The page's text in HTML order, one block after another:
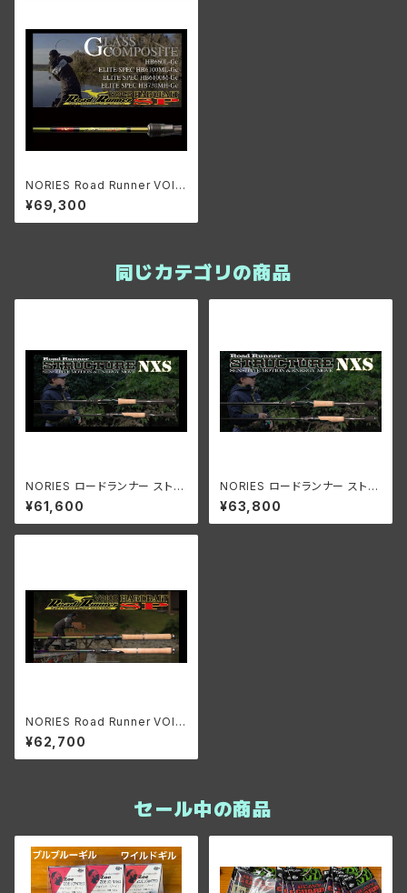
NORIES Road Runner VOIC
E HARD BAIT SP HB660L-G
c
¥69,300
同じカテゴリの商品
NORIES ロードランナー ストラ
クチャーNXS STN580ML "ツ
ルストロール"
¥61,600
NORIES ロードランナー ストラ
クチャーNXS STN511LLS "ニ
アザターゲット"
¥63,800
NORIES Road Runner VOIC
E HARD BAIT SP HB640LS-
SGt LONG CAST HIGH SPE
ED SHAD
¥62,700
セール中の商品